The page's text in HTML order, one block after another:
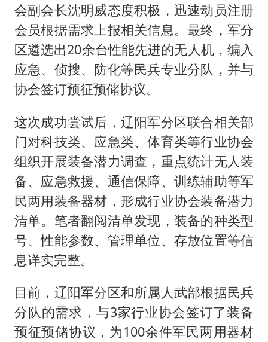
会副会长沈明威态度积极，迅速动员注册
会员根据需求上报相关信息。最终，军分
区遴选出20余台性能先进的无人机，编入
应急、侦搜、防化等民兵专业分队，并与
协会签订预征预储协议。
这次成功尝试后，辽阳军分区联合相关部
门对科技类、应急类、体育类等行业协会
组织开展装备潜力调查，重点统计无人装
备、应急救援、通信保障、训练辅助等军
民两用装备器材，形成行业协会装备潜力
清单。笔者翻阅清单发现，装备的种类型
号、性能参数、管理单位、存放位置等信
息详实完整。
目前，辽阳军分区和所属人武部根据民兵
分队的需求，与3家行业协会签订了装备
预征预储协议，为100余件军民两用器材